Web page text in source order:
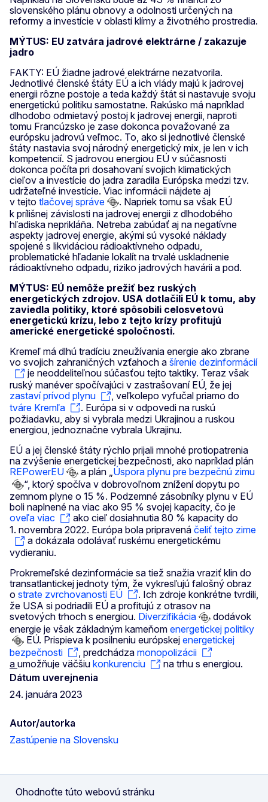
slovenského plánu obnovy a odolnosti určených na
reformy a investície v oblasti klímy a životného prostredia.
MÝTUS: EU zatvára jadrové elektrárne / zakazuje
jadro
FAKTY: EÚ žiadne jadrové elektrárne nezatvorila.
Jednotlivé členské štáty EÚ a ich vlády majú k jadrovej
energii rôzne postoje a teda každý štát si nastavuje svoju
energetickú politiku samostatne. Rakúsko má napríklad
dlhodobo odmietavý postoj k jadrovej energii, naproti
tomu Francúzsko je zase dokonca považované za
európsku jadrovú veľmoc. To, ako si jednotlivé členské
štáty nastavia svoj národný energetický mix, je len v ich
kompetencií. S jadrovou energiou EÚ v súčasnosti
dokonca počíta pri dosahovaní svojich klimatických
cieľov a investície do jadra zaradila Európska medzi tzv.
udržateľné investície. Viac informácii nájdete aj
v tejto tlačovej správe
. Napriek tomu sa však EÚ
k prílišnej závislosti na jadrovej energii z dlhodobého
hľadiska neprikláňa. Netreba zabúdať aj na negatívne
aspekty jadrovej energie, akými sú vysoké náklady
spojené s likvidáciou rádioaktívneho odpadu,
problematické hľadanie lokalít na trvalé uskladnenie
rádioaktívneho odpadu, riziko jadrových havárii a pod.
MÝTUS: EÚ nemôže prežiť bez ruských
energetických zdrojov. USA dotlačili EÚ k tomu, aby
zaviedla politiky, ktoré spôsobili celosvetovú
energetickú krízu, lebo z tejto krízy profitujú
americké energetické spoločnosti.
Kremeľ má dlhú tradíciu zneužívania energie ako zbrane
vo svojich zahraničných vzťahoch a šírenie dezinformácií
je neoddeliteľnou súčasťou tejto taktiky. Teraz však
ruský manéver spočívajúci v zastrašovaní EÚ, že jej
zastaví prívod plynu
, veľkolepo vyfučal priamo do
tváre Kremľa
. Európa si v odpovedi na ruskú
požiadavku, aby si vybrala medzi Ukrajinou a ruskou
energiou, jednoznačne vybrala Ukrajinu.
EÚ a jej členské štáty rýchlo prijali mnohé protiopatrenia
na zvýšenie energetickej bezpečnosti, ako napríklad plán
REPowerEU
a plán „Úspora plynu pre bezpečnú zimu
“, ktorý spočíva v dobrovoľnom znížení dopytu po
zemnom plyne o 15 %. Podzemné zásobníky plynu v EÚ
boli naplnené na viac ako 95 % svojej kapacity, čo je
oveľa viac
ako cieľ dosiahnutia 80 % kapacity do
1. novembra 2022. Európa bola pripravená čeliť tejto zime
a dokázala odolávať ruskému energetickému
vydieraniu.
Prokremeľské dezinformácie sa tiež snažia vraziť klin do
transatlantickej jednoty tým, že vykresľujú falošný obraz
o strate zvrchovanosti EÚ
. Ich zdroje konkrétne tvrdili,
že USA si podriadili EÚ a profitujú z otrasov na
svetových trhoch s energiou. Diverzifikácia
dodávok
energie je však základným kameňom energetickej politiky
EÚ. Prispieva k posilneniu európskej energetickej
bezpečnosti
, predchádza monopolizácii
a umožňuje väčšiu konkurenciu
na trhu s energiou.
Dátum uverejnenia
24. januára 2023
Autor/autorka
Zastúpenie na Slovensku
Ohodnoťte túto webovú stránku